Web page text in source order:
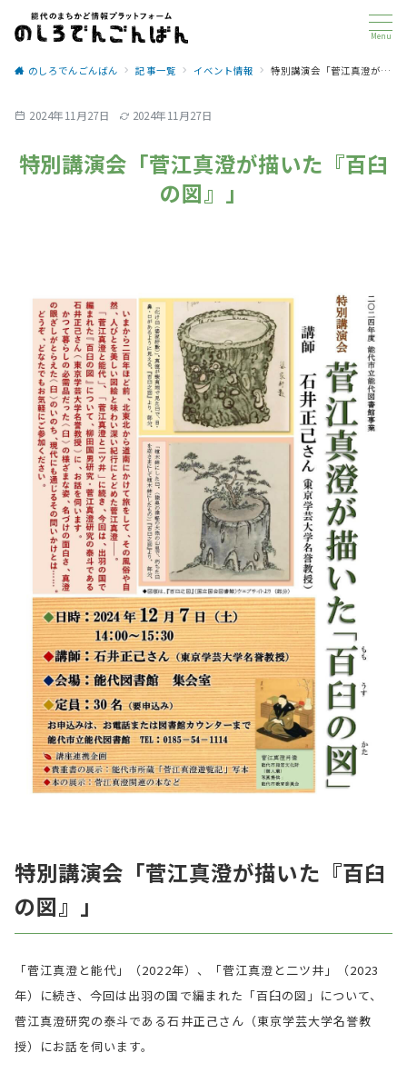
Menu
のしろでんごんばん 記事一覧 イベント情報 特別講演会「菅江真澄が描いた『百臼の図』」
2024年11月27日 2024年11月27日
特別講演会「菅江真澄が描いた『百臼
の図』」
特別講演会「菅江真澄が描いた『百臼
の図』」
「菅江真澄と能代」（2022年）、「菅江真澄と二ツ井」（2023
年）に続き、今回は出羽の国で編まれた「百臼の図」について、
菅江真澄研究の泰斗である石井正己さん（東京学芸大学名誉教
授）にお話を伺います。